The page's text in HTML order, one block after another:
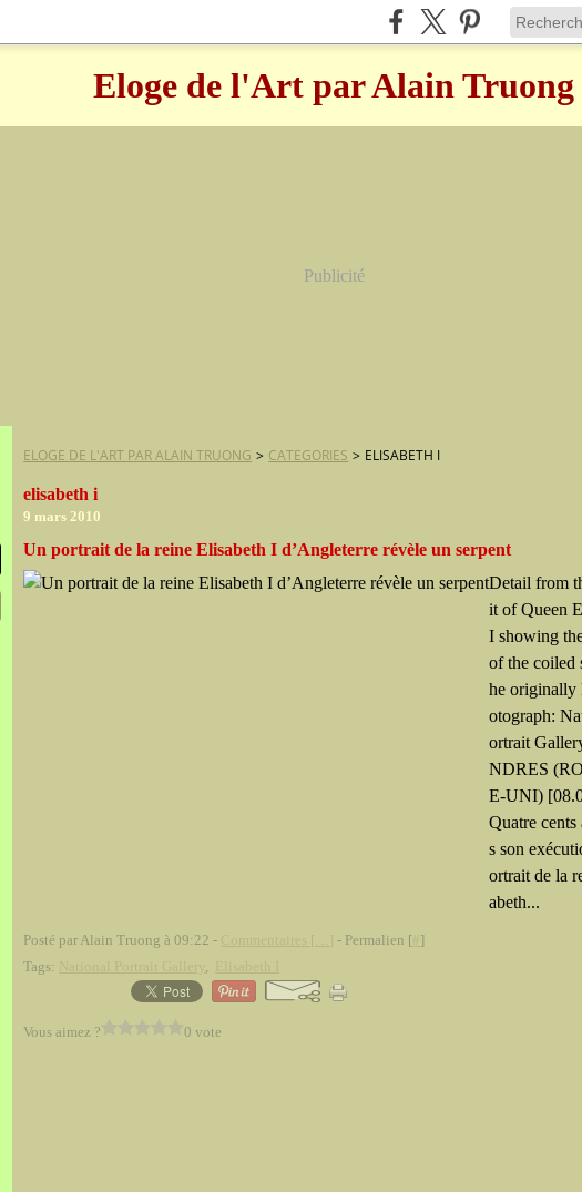
Eloge de l'Art par Alain Truong
Publicité
ELOGE DE L'ART PAR ALAIN TRUONG > CATEGORIES > ELISABETH I
elisabeth i
9 mars 2010
Un portrait de la reine Elisabeth I d’Angleterre révèle un serpent
Detail from
it of Queen
I showing
of the coiled
he originally
otograph:
ortrait
NDRES
E-UNI)
Quatre cents
s son
ortrait de la
abeth...
Posté par Alain Truong à 09:22 - - Permalien [ ]
Tags:
,
Vous aimez ? 0 vote